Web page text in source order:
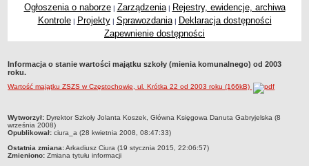
Techniczne Zakłady Naukowe
PRZEDSZKOLA
Przedszkola Miejskie
Zlikwidowane gimnazja
Przekształcone szkoły i placówki
SPECJALNE OŚRODKI SZKOLNO-WYCHOWAWCZE
Specjalny Ośrodek nr 1
Specjalny Ośrodek nr 5
Ogłoszenia o naborze| Zarządzenia| Rejestry, ewidencje, archiwa
Kontrole| Projekty| Sprawozdania| Deklaracja dostępności
Zapewnienie dostępności
Informacja o stanie wartości majątku szkoły (mienia komunalnego) od 2003
roku.
Wartość majątku ZSZS w Częstochowie, ul. Krótka 22 od 2003 roku (166kB)
metryczka
Wytworzył: Dyrektor Szkoły Jolanta Koszek, Główna Księgowa Danuta Gabryjelska (8
września 2008)
Opublikował: ciura_a (28 kwietnia 2008, 08:47:33)
Ostatnia zmiana:Arkadiusz Ciura (19 stycznia 2015, 22:06:57)
Zmieniono: Zmiana tytułu informacji